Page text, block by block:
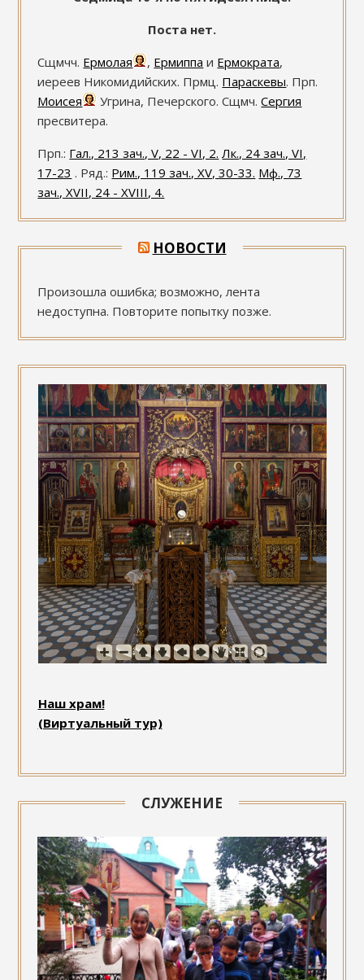
Поста нет.
Сщмчч. Ермолая , Ермиппа и Ермократа,
иереев Никомидийских. Прмц. Параскевы. Прп.
Моисея
Угрина, Печерского. Сщмч.Сергия
пресвитера.
Прп.: Гал., 213 зач., V, 22 - VI, 2. Лк., 24 зач., VI,
17-23 . Ряд.: Рим., 119 зач., XV, 30-33. Мф., 73
зач., XVII, 24 - XVIII, 4.
НОВОСТИ
Произошла ошибка; возможно, лента
недоступна. Повторите попытку позже.
Наш храм!
(Виртуальный тур)
СЛУЖЕНИЕ